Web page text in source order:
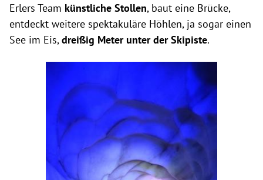
Erlers Team künstliche Stollen, baut eine Brücke,
entdeckt weitere spektakuläre Höhlen, ja sogar einen
See im Eis,dreißig Meter unter der Skipiste.